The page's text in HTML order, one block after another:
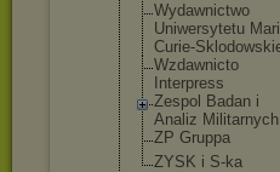
Wydawnictwo
Uniwersytetu
Curie-Sklod
Wzdawnicto
Interpress
Zespol Badan i
Analiz Militarnych
ZP Gruppa
ZYSK i S-ka